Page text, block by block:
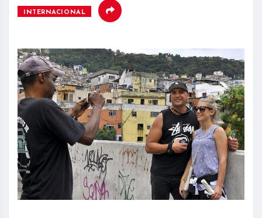
INTERNACIONAL